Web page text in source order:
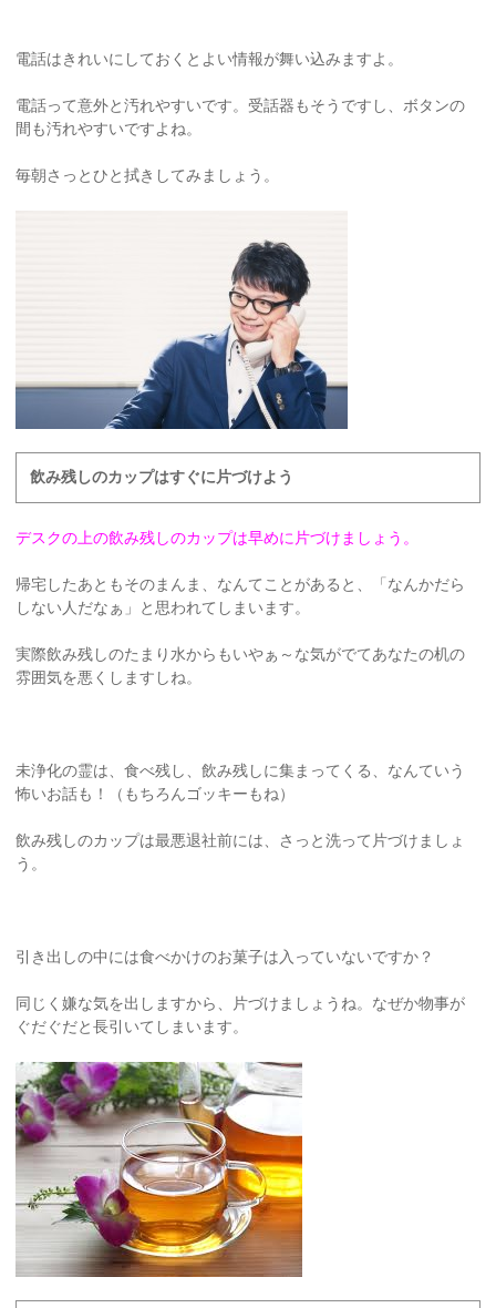
電話はきれいにしておくとよい情報が舞い込みますよ。
電話って意外と汚れやすいです。受話器もそうですし、ボタンの
間も汚れやすいですよね。
毎朝さっとひと拭きしてみましょう。
飲み残しのカップはすぐに片づけよう
デスクの上の飲み残しのカップは早めに片づけましょう。
帰宅したあともそのまんま、なんてことがあると、「なんかだら
しない人だなぁ」と思われてしまいます。
実際飲み残しのたまり水からもいやぁ～な気がでてあなたの机の
雰囲気を悪くしますしね。
未浄化の霊は、食べ残し、飲み残しに集まってくる、なんていう
怖いお話も！（もちろんゴッキーもね）
飲み残しのカップは最悪退社前には、さっと洗って片づけましょ
う。
引き出しの中には食べかけのお菓子は入っていないですか？
同じく嫌な気を出しますから、片づけましょうね。なぜか物事が
ぐだぐだと長引いてしまいます。